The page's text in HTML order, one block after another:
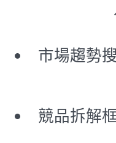
市場趨勢
競品拆解